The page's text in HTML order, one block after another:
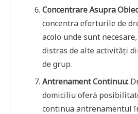
Concentrare Asupra
concentra eforturile de
acolo unde sunt
distras de alte activități
de grup.
Antrenament Continuu:
domiciliu oferă
continua antrenamentul